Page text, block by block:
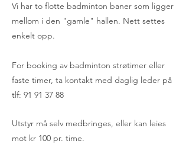
Vi har to flotte badminton baner som ligger
mellom i den "gamle" hallen. Nett settes
enkelt opp.
For booking av badminton strøtimer eller
faste timer, ta kontakt med daglig leder på
tlf: 91 91 37 88
Utstyr må selv medbringes, eller kan leies
mot kr 100 pr. time.